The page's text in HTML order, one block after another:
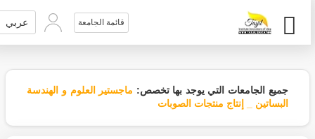
قائمة الجامعة عربي
جميع الجامعات التي يوجد بها تخصص:ماجستير العلوم و الهندسة
البساتين _ إنتاج منتجات الصوبات